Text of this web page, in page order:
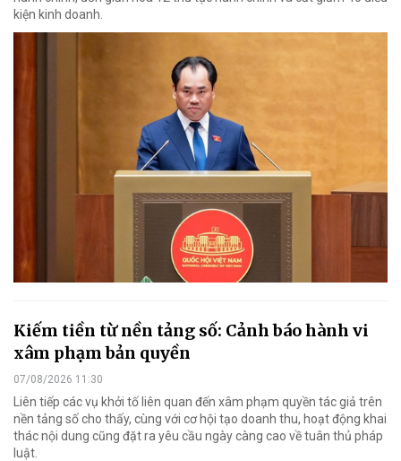
kiện kinh doanh.
Kiếm tiền từ nền tảng số: Cảnh báo hành vi
xâm phạm bản quyền
07/08/2026 11:30
Liên tiếp các vụ khởi tố liên quan đến xâm phạm quyền tác giả trên
nền tảng số cho thấy, cùng với cơ hội tạo doanh thu, hoạt động khai
thác nội dung cũng đặt ra yêu cầu ngày càng cao về tuân thủ pháp
luật.